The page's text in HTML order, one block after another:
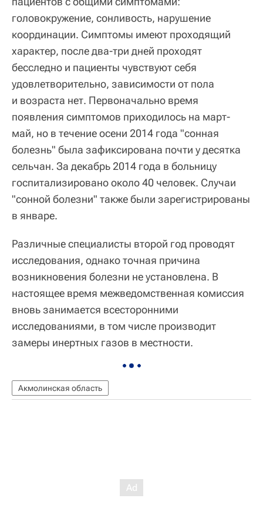
головокружение, сонливость, нарушение
координации. Симптомы имеют проходящий
характер, после два-три дней проходят
бесследно и пациенты чувствуют себя
удовлетворительно, зависимости от пола
и возраста нет. Первоначально время
появления симптомов приходилось на март-
май, но в течение осени 2014 года "сонная
болезнь" была зафиксирована почти у десятка
сельчан. За декабрь 2014 года в больницу
госпитализировано около 40 человек. Случаи
"сонной болезни" также были зарегистрированы
в январе.
Различные специалисты второй год проводят
исследования, однако точная причина
возникновения болезни не установлена. В
настоящее время межведомственная комиссия
вновь занимается всесторонними
исследованиями, в том числе производит
замеры инертных газов в местности.
Акмолинская область